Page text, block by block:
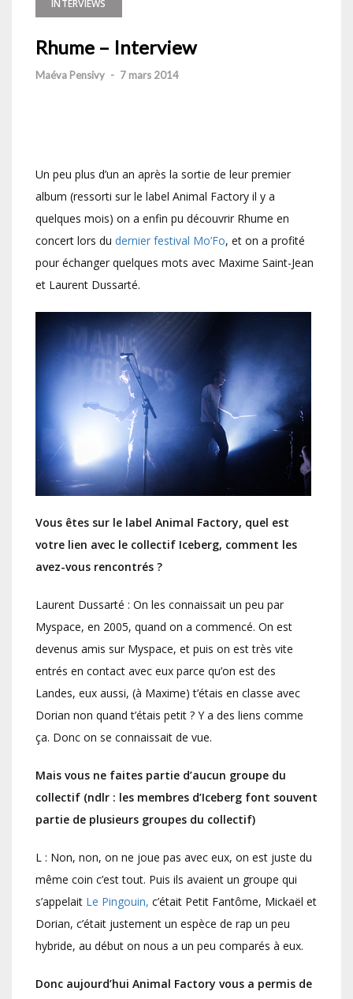
INTERVIEWS
Rhume – Interview
Maéva Pensivy - 7 mars 2014
Un peu plus d’un an après la sortie de leur premier
album (ressorti sur le label Animal Factory il y a
quelques mois) on a enfin pu découvrir Rhume en
concert lors du dernier festival Mo’Fo, et on a profité
pour échanger quelques mots avec Maxime Saint-Jean
et Laurent Dussarté.
Vous êtes sur le label Animal Factory, quel est
votre lien avec le collectif Iceberg, comment les
avez-vous rencontrés ?
Laurent Dussarté : On les connaissait un peu par
Myspace, en 2005, quand on a commencé. On est
devenus amis sur Myspace, et puis on est très vite
entrés en contact avec eux parce qu’on est des
Landes, eux aussi, (à Maxime) t’étais en classe avec
Dorian non quand t’étais petit ? Y a des liens comme
ça. Donc on se connaissait de vue.
Mais vous ne faites partie d’aucun groupe du
collectif (ndlr : les membres d’Iceberg font souvent
partie de plusieurs groupes du collectif)
L : Non, non, on ne joue pas avec eux, on est juste du
même coin c’est tout. Puis ils avaient un groupe qui
s’appelait Le Pingouin, c’était Petit Fantôme, Mickaël et
Dorian, c’était justement un espèce de rap un peu
hybride, au début on nous a un peu comparés à eux.
Donc aujourd’hui Animal Factory vous a permis de